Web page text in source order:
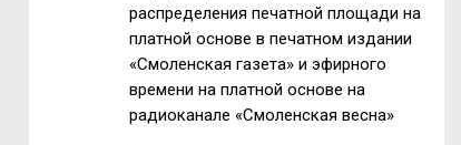
распределения печатной площади на
платной основе в печатном издании
«Смоленская газета» и эфирного
времени на платной основе на
радиоканале «Смоленская весна»